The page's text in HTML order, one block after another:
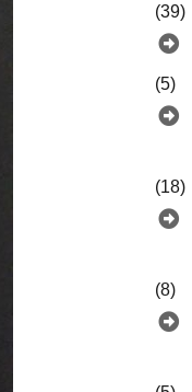
(39)
(5)
(18)
(8)